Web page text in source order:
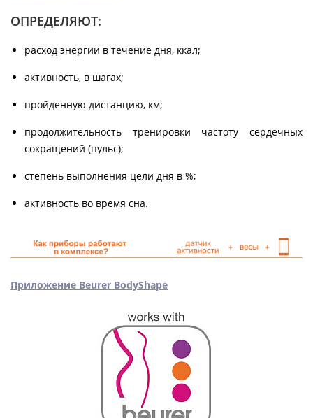
ОПРЕДЕЛЯЮТ:
расход энергии в течение дня, ккал;
активность, в шагах;
пройденную дистанцию, км;
продолжительность тренировки частоту сердечных
сокращений (пульс);
степень выполнения цели дня в %;
активность во время сна.
Приложение Beurer BodyShape